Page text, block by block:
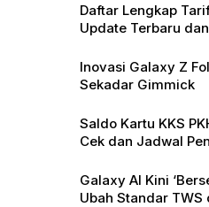
Daftar Lengkap
Update Terbaru
Inovasi Galaxy Z
Sekadar Gimmick
Saldo Kartu KKS
Cek dan Jadwal
Galaxy AI Kini
Ubah Standar TWS